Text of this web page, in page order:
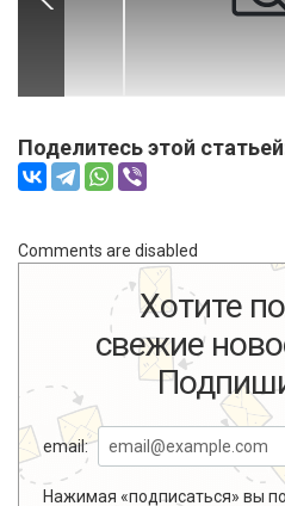
Поделитесь этой
Comments are disabled
Хотите
свежие
email:
Нажимая «подписаться» вы